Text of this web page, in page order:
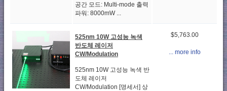
공간 모드: Multi-mode 출력
파워: 8000mW ...
525nm 10W 고성능 녹색
반도체 레이저
CW/Modulation
525nm 10W 고성능 녹색 반
도체 레이저
CW/Modulation [명세서] 상
$5,763.00
... more info